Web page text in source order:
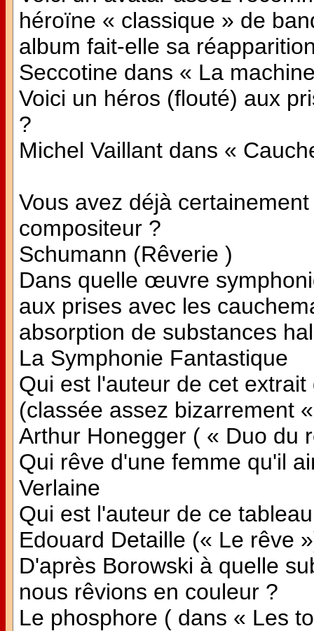
héroïne « classique » de
album fait-elle sa
Seccotine dans « La
Voici un héros (flouté) aux
?
Michel Vaillant dans «
Vous avez déjà
compositeur ?
Schumann (Rêverie )
Dans quelle œuvre
aux prises avec les
absorption de substances
La Symphonie Fantastique
Qui est l'auteur de cet
(classée assez bizarrement
Arthur Honegger ( « Duo du
Qui rêve d'une femme qu'il
Verlaine
Qui est l'auteur de ce
Edouard Detaille (« Le rêve
D'après Borowski à quelle
nous rêvions en couleur ?
Le phosphore ( dans « Les